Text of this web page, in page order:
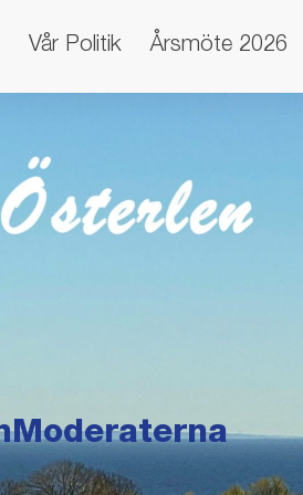
Vår Politik Årsmöte 2026